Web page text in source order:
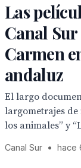
Las
Canal
Carmen
andaluz
El largo
largometrajes de
los animales” y
Canal Sur • hace